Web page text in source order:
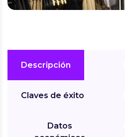
Descripción
Claves de éxito
Datos